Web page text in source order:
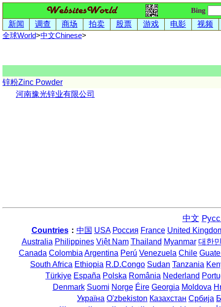
Bing
新闻 调查 商场 拍卖 股票 游戏 电影 视频
全球World>中文Chinese>
锌粉Zinc Powder
河南豫光锌业有限公司
中文
Countries： 中国 USA Россия France United
Australia Philippines Việt Nam Thailand Myanmar 대한
Canada Colombia Argentina Perú Venezuela Chile
South Africa Ethiopia R.D.Congo Sudan Tanzania
Türkiye España Polska România Nederland
Denmark Suomi Norge Éire Georgia Moldova
Україна O'zbekiston Казахстан Србија